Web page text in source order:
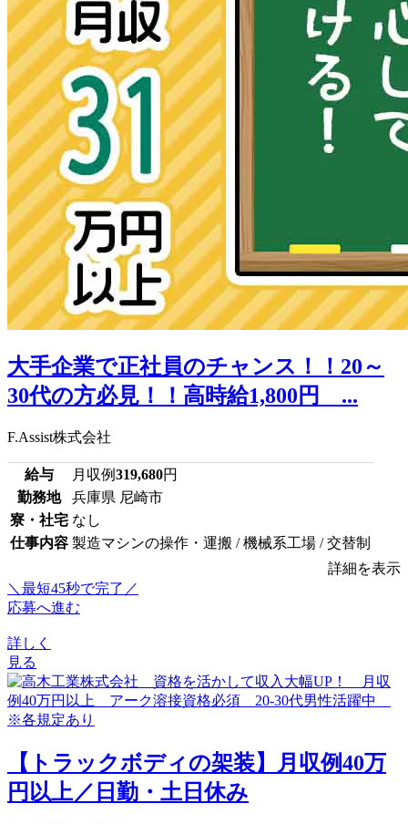
大手企業で正社員のチャンス！！20～
30代の方必見！！高時給1,800円 ...
F.Assist株式会社
給与 月収例319,680円
勤務地
兵庫県 尼崎市
寮・社宅 なし
仕事内容 製造マシンの操作・運搬 / 機械系工場 / 交替制
詳細を表示
＼最短45秒で完了／
応募へ進む
詳しく
見る
【トラックボディの架装】月収例40万
円以上／日勤・土日休み